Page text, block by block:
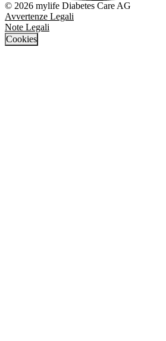
© 2026 mylife Diabetes Care AG
Avvertenze Legali
Note Legali
Cookies